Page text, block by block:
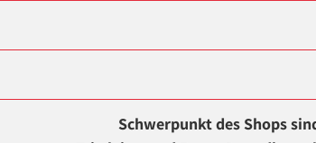
Schwerpunkt des Shops